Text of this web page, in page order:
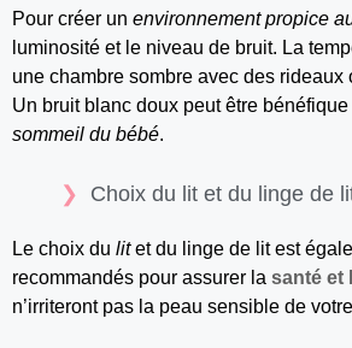
Pour créer un environnement propice
luminosité et le niveau de bruit. La
une chambre sombre avec des
Un bruit blanc doux peut être
sommeil du bébé.
Choix du lit et du linge de
Le choix du litet du linge de lit est
recommandés pour assurer la santé et
n’irriteront pas la peau sensible de